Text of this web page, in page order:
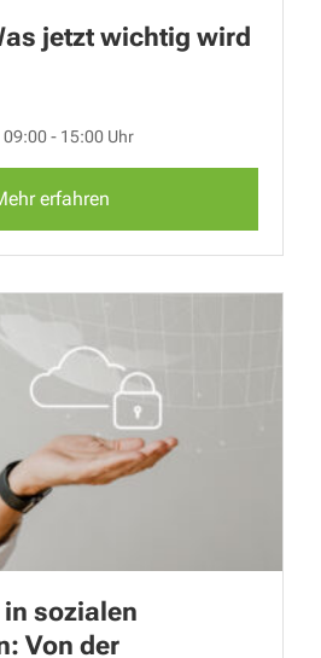
jetzt wichtig wird
- 15:00 Uhr
erfahren
sozialen
Von der